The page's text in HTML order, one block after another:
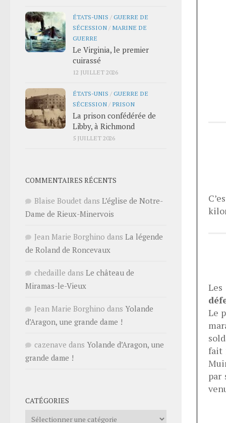
Le
fait
par
ÉTATS-UNIS /GUERRE DE
SÉCESSION / MARINE DE
GUERRE
Le Virginia, le premier
cuirassé
12 JUILLET 2026
ÉTATS-UNIS /GUERRE DE
SÉCESSION / PRISON
La prison confédérée de
Libby, à Richmond
5 JUILLET 2026
COMMENTAIRES RÉCENTS
Blaise Boudet dans L’église de Notre-
Dame de Rieux-Minervois
Jean Marie Borghino dans La légende
de Roland de Roncevaux
chedaille dans Le château de
Miramas-le-Vieux
Jean Marie Borghino dans Yolande
d’Aragon, une grande dame !
cazenave dans Yolande d’Aragon, une
grande dame !
CATÉGORIES
Catégories